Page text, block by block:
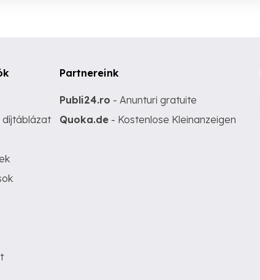
díjtáblázat
Partnereink
Publi24.ro - Anunturi gratuite
Quoka.de - Kostenlose Kleinanzeigen